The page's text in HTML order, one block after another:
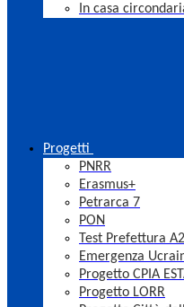
In casa
Progetti
PNRR
Erasmus+
Petrarca 7
PON
Test Prefettura
Emergenza
Progetto CPIA
Progetto LORR